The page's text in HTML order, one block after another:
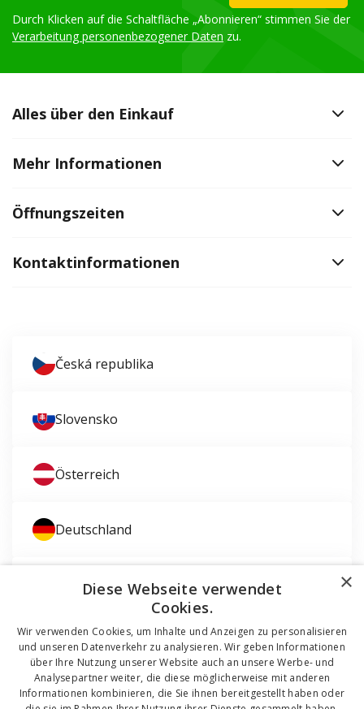
Durch Klicken auf die Schaltfläche „Abonnieren“ stimmen Sie der
Verarbeitung personenbezogener Daten zu.
Alles über den Einkauf
Mehr Informationen
Öffnungszeiten
Kontaktinformationen
Česká republika
Slovensko
Österreich
Deutschland
Magyarország ×
Diese Webseite verwendet
Cookies.
Wir verwenden Cookies, um Inhalte und Anzeigen zu personalisieren
und unseren Datenverkehr zu analysieren. Wir geben Informationen
über Ihre Nutzung unserer Website auch an unsere Werbe- und
Analysepartner weiter, die diese möglicherweise mit anderen
Informationen kombinieren, die Sie ihnen bereitgestellt haben oder